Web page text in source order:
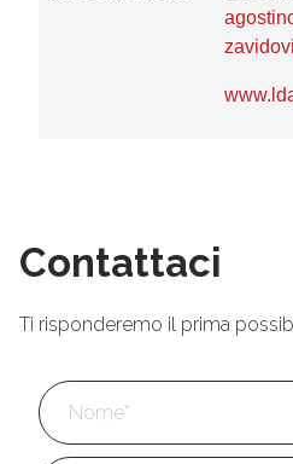
Contattaci
Ti risponderemo il prima
Nome *